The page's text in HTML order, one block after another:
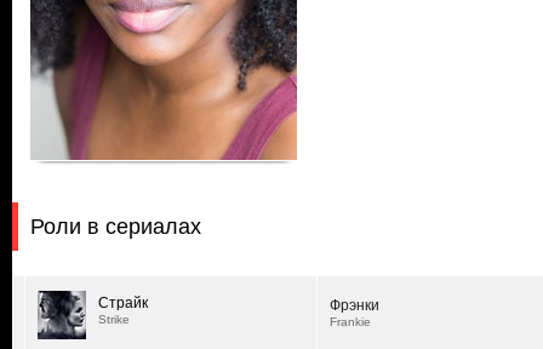
Роли в сериалах
Страйк
Strike
Фрэнки
Frankie